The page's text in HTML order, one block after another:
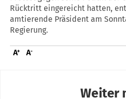
Rücktritt eingereicht hatten,
amtierende Präsident am
Regierung.